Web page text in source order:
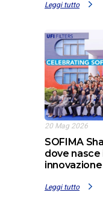
Leggi tutto
20 Mag 2026
SOFIMA
dove
innovazione
Leggi tutto